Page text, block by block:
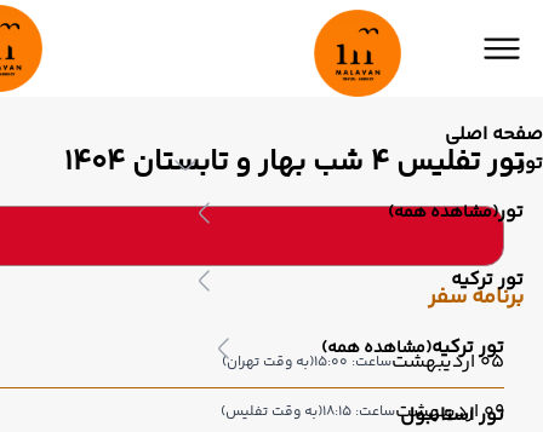
صفحه اصلی
تور
تور(مشاهده همه)
تور ترکیه
تور ترکیه(مشاهده همه)
تور استانبول
تور تفلیس 4 شب بهار و تابستان 1404
برنامه سفر
05 اردیبهشت ساعت: 15:00 (به وقت تهران)
09 اردیبهشت ساعت: 18:15 (به وقت تفلیس)